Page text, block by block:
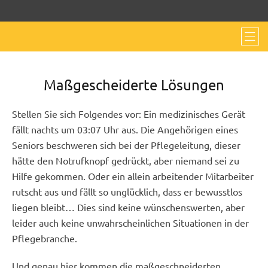
Maßgescheiderte Lösungen
Stellen Sie sich Folgendes vor: Ein medizinisches Gerät
fällt nachts um 03:07 Uhr aus. Die Angehörigen eines
Seniors beschweren sich bei der Pflegeleitung, dieser
hätte den Notrufknopf gedrückt, aber niemand sei zu
Hilfe gekommen. Oder ein allein arbeitender Mitarbeiter
rutscht aus und fällt so unglücklich, dass er bewusstlos
liegen bleibt… Dies sind keine wünschenswerten, aber
leider auch keine unwahrscheinlichen Situationen in der
Pflegebranche.
Und genau hier kommen die maßgeschneiderten